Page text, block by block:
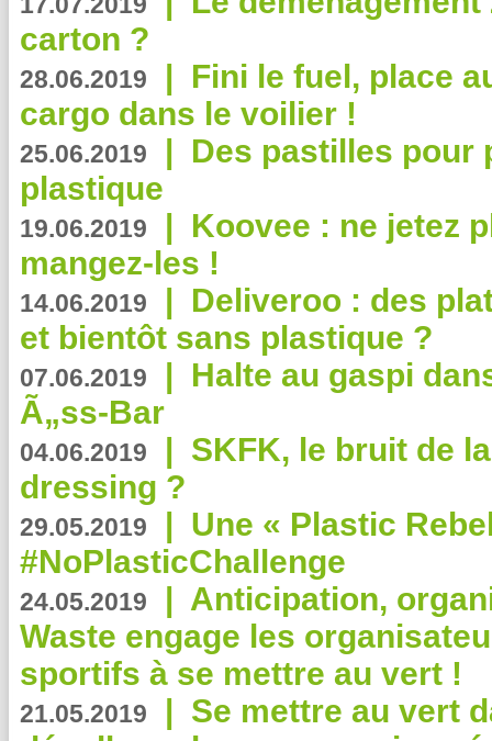
carton ?
28.06.2019 | Fini le fuel, place
cargo dans le voilier !
25.06.2019 | Des pastilles pour
plastique
19.06.2019 | Koovee : ne jetez
mangez-les !
14.06.2019 | Deliveroo : des
et bientôt sans plastique ?
07.06.2019 | Halte au gaspi
Ã„ss-Bar
04.06.2019 | SKFK, le bruit de
dressing ?
29.05.2019 | Une « Plastic
#NoPlasticChallenge
24.05.2019 | Anticipation,
Waste engage les
sportifs à se mettre au vert !
21.05.2019 | Se mettre au vert